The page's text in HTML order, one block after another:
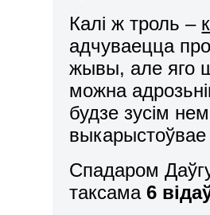
Калі ж троль –
адчуваецца
жывы, але яго
можна
будзе зусім
выкарыстоўвае
Спадаром
таксама6